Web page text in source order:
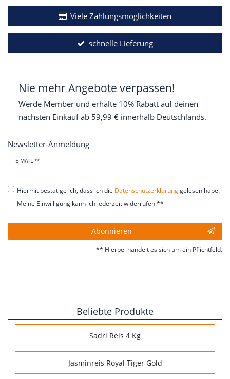
Viele Zahlungsmöglichkeiten
schnelle Lieferung
Nie mehr Angebote verpassen!
Werde Member und erhalte 10% Rabatt auf deinen
nächsten Einkauf ab 59,99 € innerhalb Deutschlands.
Newsletter-Anmeldung
E-MAIL **
Newsletter
Honig
Hiermit bestätige ich, dass ich die Daten­schutz­erklärunggelesen habe.
Meine Einwilligung kann ich jederzeit widerrufen.**
Abonnieren
** Hierbei handelt es sich um ein Pflichtfeld.
Beliebte Produkte
Sadri Reis 4 Kg
Jasminreis Royal Tiger Gold